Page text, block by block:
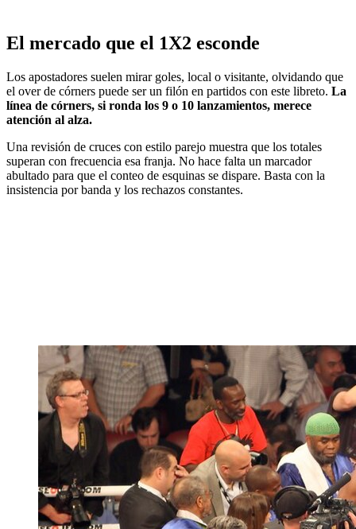
El mercado que el 1X2 esconde
Los apostadores suelen mirar goles, local o visitante, olvidando que
el over de córners puede ser un filón en partidos con este libreto. La
línea de córners, si ronda los 9 o 10 lanzamientos, merece
atención al alza.
Una revisión de cruces con estilo parejo muestra que los totales
superan con frecuencia esa franja. No hace falta un marcador
abultado para que el conteo de esquinas se dispare. Basta con la
insistencia por banda y los rechazos constantes.